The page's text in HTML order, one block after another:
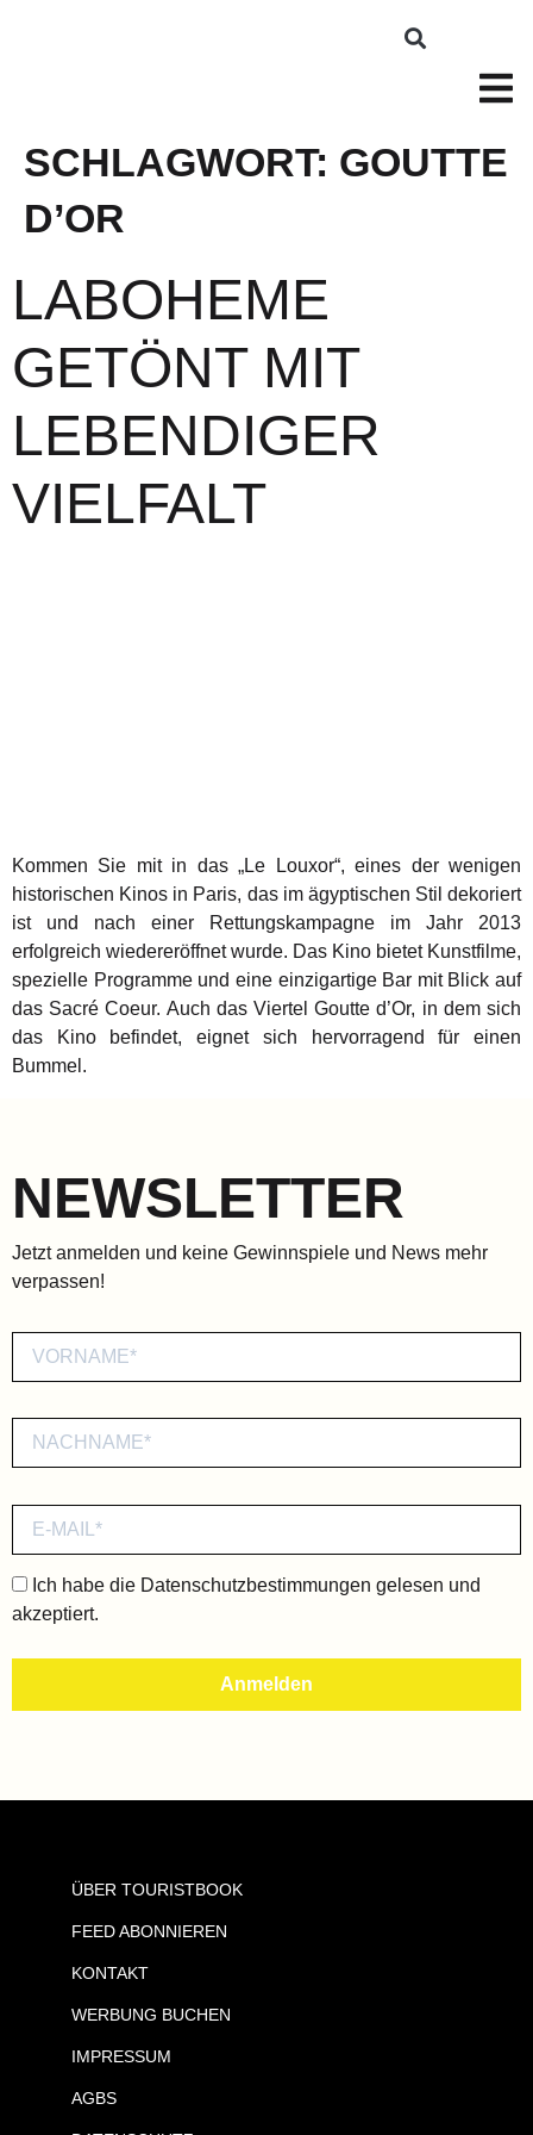
SCHLAGWORT: GOUTTE
D’OR
LABOHEME
GETÖNT MIT
LEBENDIGER
VIELFALT
Kommen Sie mit in das „Le Louxor“, eines der wenigen
historischen Kinos in Paris, das im ägyptischen Stil dekoriert
ist und nach einer Rettungskampagne im Jahr 2013
erfolgreich wiedereröffnet wurde. Das Kino bietet Kunstfilme,
spezielle Programme und eine einzigartige Bar mit Blick auf
das Sacré Coeur. Auch das Viertel Goutte d’Or, in dem sich
das Kino befindet, eignet sich hervorragend für einen
Bummel.
NEWSLETTER
Jetzt anmelden und keine Gewinnspiele und News mehr
verpassen!
Ich habe die Datenschutzbestimmungen gelesen und
akzeptiert.
ÜBER TOURISTBOOK
FEED ABONNIEREN
KONTAKT
WERBUNG BUCHEN
IMPRESSUM
AGBS